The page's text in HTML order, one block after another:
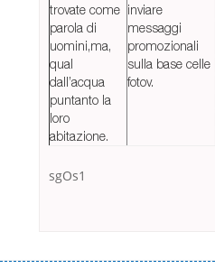
trovate come
parola di
uomini,ma,
qual
dall’acqua
puntanto la
loro
abitazione.
inviare
messaggi
promozionali
sulla base celle
fotov.
sgOs1